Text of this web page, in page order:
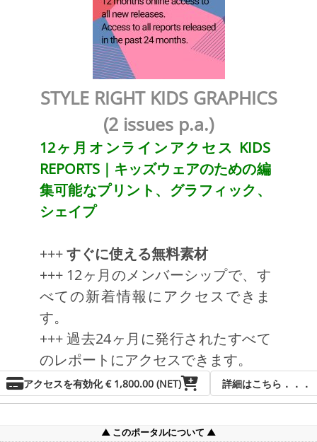
STYLE RIGHT KIDS GRAPHICS
(2 issues p.a.)
12ヶ月オンラインアクセス KIDS
REPORTS｜キッズウェアのための編
集可能なプリント、グラフィック、
シェイプ
+++すぐに使える無料素材
+++ 12ヶ月のメンバーシップで、す
べての新着情報にアクセスできま
す。
+++ 過去24ヶ月に発行されたすべて
のレポートにアクセスできます。
+++ すべてのアートワーク、CAD、
グラフィック、プリントを編集可能
なデザインとして、無料でご利用い
アクセスを有効化€ 1,800.00 (NET) 詳細はこちら．．．
このポータルについて